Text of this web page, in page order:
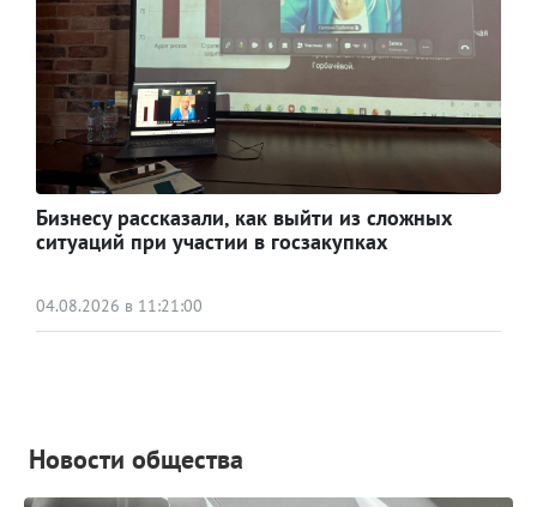
Бизнесу рассказали, как выйти из сложных
ситуаций при участии в госзакупках
04.08.2026 в 11:21:00
Новости общества